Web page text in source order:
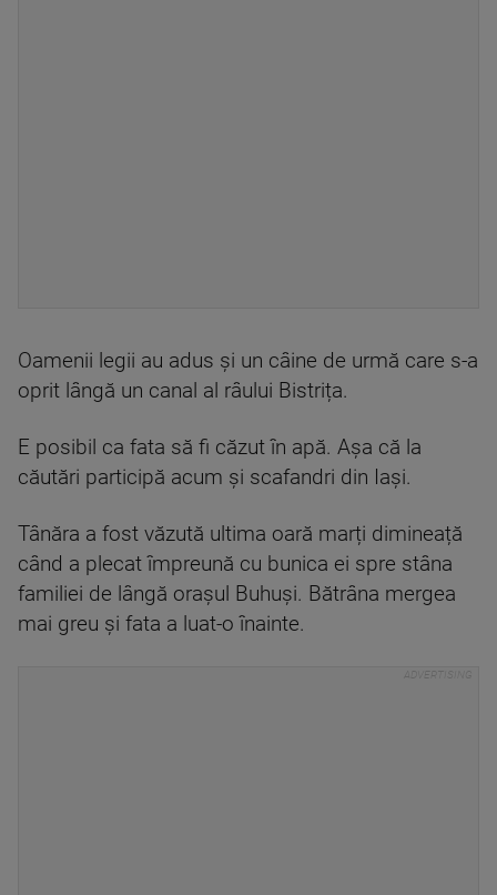
Oamenii legii au adus și un câine de urmă care s-a
oprit lângă un canal al râului Bistrița.
E posibil ca fata să fi căzut în apă. Așa că la
căutări participă acum și scafandri din Iași.
Tânăra a fost văzută ultima oară marți dimineață
când a plecat împreună cu bunica ei spre stâna
familiei de lângă orașul Buhuși. Bătrâna mergea
mai greu și fata a luat-o înainte.